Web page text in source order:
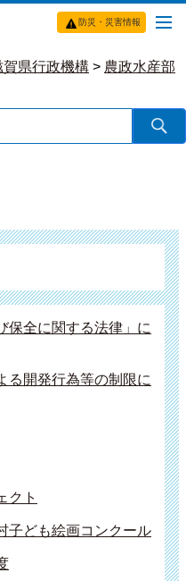
防災・災害情報
賀県行政機構 > 農政水産部
保全に関する法律」に
る開発行為等の制限に
クト
子ども絵画コンクール